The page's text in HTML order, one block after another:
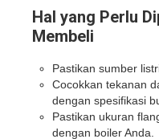
Hal yang Perlu
Membeli
Pastikan sumber
Cocokkan tekanan
dengan spesifikasi
Pastikan ukuran
dengan boiler Anda.